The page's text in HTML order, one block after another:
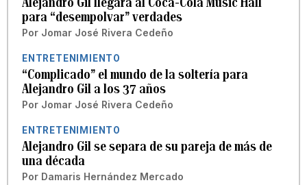
para “desempolvar” verdades
Por Jomar José Rivera Cedeño
ENTRETENIMIENTO
“Complicado” el mundo de la soltería para
Alejandro Gil a los 37 años
Por Jomar José Rivera Cedeño
ENTRETENIMIENTO
Alejandro Gil se separa de su pareja de más de
una década
Por Damaris Hernández Mercado